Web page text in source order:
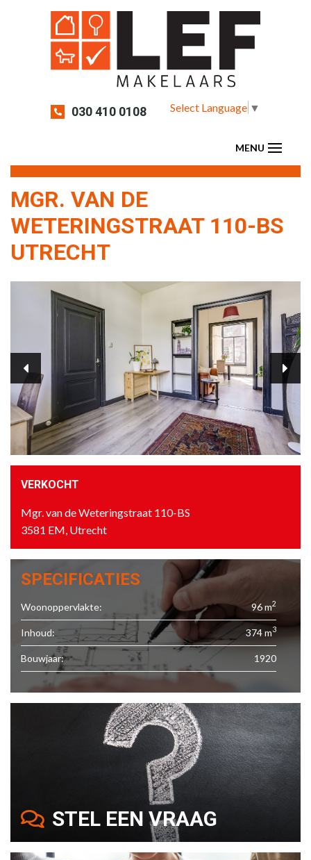
030 410 0108 Select Language ▼
MGR. VAN DE
WETERINGSTRAAT 110-BS
UTRECHT
VERKOCHT
Mgr. van de Weteringstraat 110-BS
3581 EM, Utrecht
SPECIFICATIES
Woonoppervlakte: 96 m2
Inhoud: 374 m3
Bouwjaar: 1920
STEL EEN VRAAG